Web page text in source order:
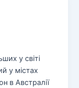
у світі
у містах
в Австралії